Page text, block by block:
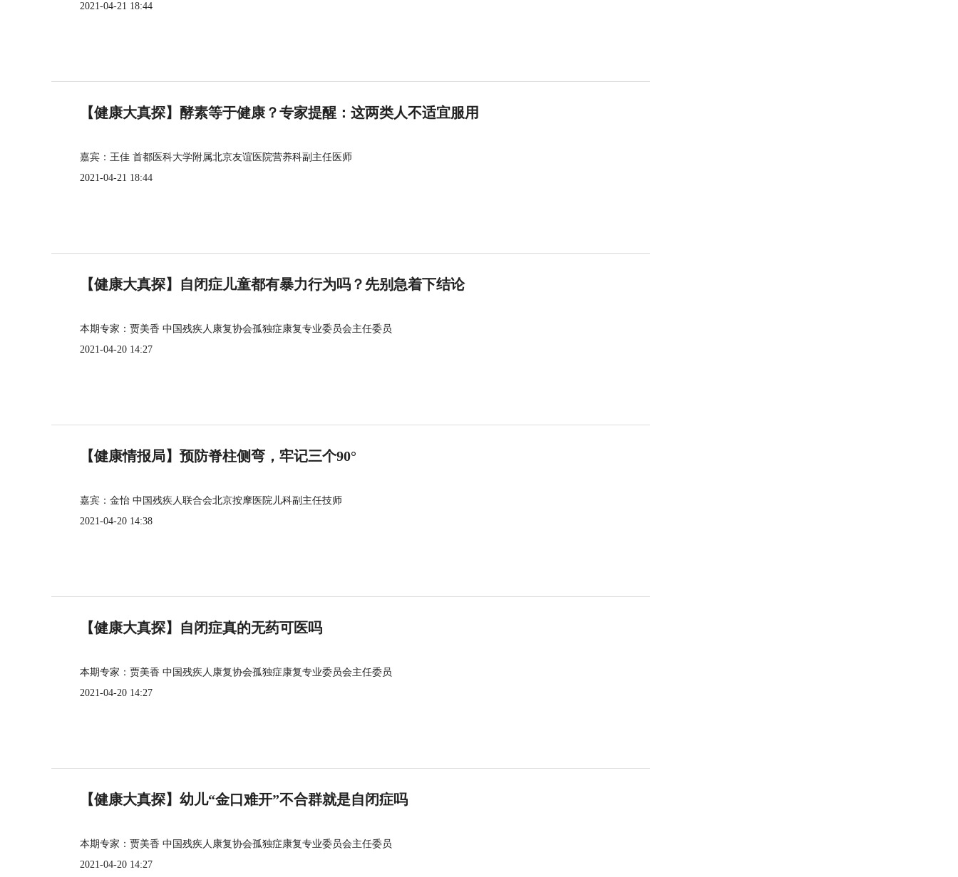
2021-04-21 18:44
【健康大真探】酵素等于健康？专家提醒：这两类人不适宜服用
嘉宾：王佳 首都医科大学附属北京友谊医院营养科副主任医师
2021-04-21 18:44
【健康大真探】自闭症儿童都有暴力行为吗？先别急着下结论
本期专家：贾美香 中国残疾人康复协会孤独症康复专业委员会主任委员
2021-04-20 14:27
【健康情报局】预防脊柱侧弯，牢记三个90°
嘉宾：金怡 中国残疾人联合会北京按摩医院儿科副主任技师
2021-04-20 14:38
【健康大真探】自闭症真的无药可医吗
本期专家：贾美香 中国残疾人康复协会孤独症康复专业委员会主任委员
2021-04-20 14:27
【健康大真探】幼儿“金口难开”不合群就是自闭症吗
本期专家：贾美香 中国残疾人康复协会孤独症康复专业委员会主任委员
2021-04-20 14:27